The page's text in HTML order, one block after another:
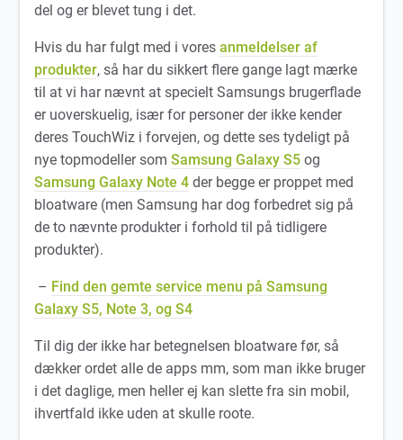
del og er blevet tung i det.
Hvis du har fulgt med i voresanmeldelser af
produkter, så har du sikkert flere gange lagt mærke
til at vi har nævnt at specielt Samsungs brugerflade
er uoverskuelig, især for personer der ikke kender
deres TouchWiz i forvejen, og dette ses tydeligt på
nye topmodeller somSamsung Galaxy S5 og
Samsung Galaxy Note 4 der begge er proppet med
bloatware (men Samsung har dog forbedret sig på
de to nævnte produkter i forhold til på tidligere
produkter).
– Find den gemte service menu på Samsung
Galaxy S5, Note 3, og S4
Til dig der ikke har betegnelsen bloatware før, så
dækker ordet alle de apps mm, som man ikke bruger
i det daglige, men heller ej kan slette fra sin mobil,
ihvertfald ikke uden at skulle roote.